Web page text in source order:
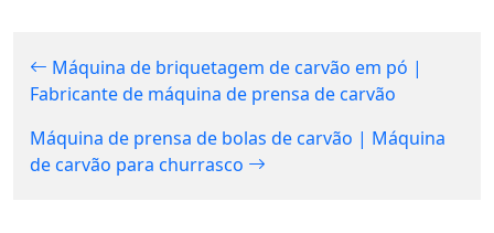
Máquina de briquetagem de carvão em pó |
Fabricante de máquina de prensa de carvão
Máquina de prensa de bolas de carvão | Máquina
de carvão para churrasco